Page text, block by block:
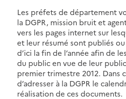
Les préfets de département
la DGPR, mission bruit et
vers les pages internet sur
et leur résumé sont publiés
d’ici la fin de l’année afin de
du public en vue de leur
premier trimestre 2012. Dans
d’adresser à la DGPR le
réalisation de ces documents.